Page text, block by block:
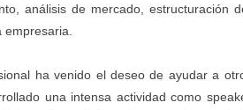
análisis de mercado, estructuración
ha venido el deseo de ayudar a
una intensa actividad como